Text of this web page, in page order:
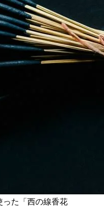
った「西の線香花